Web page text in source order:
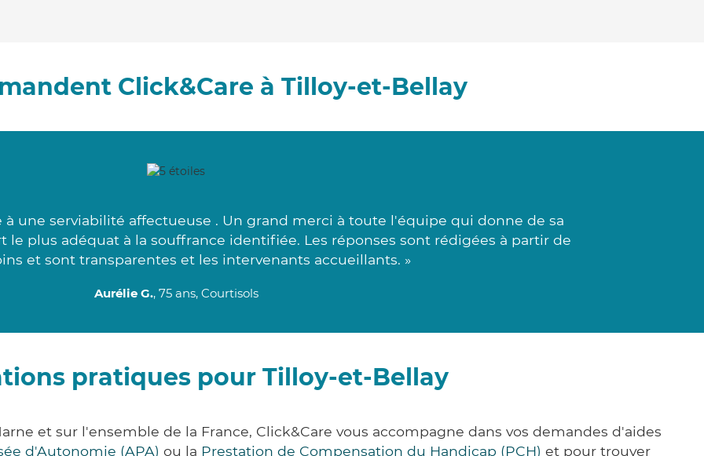
Click&Care à Tilloy-et-Bellay
une serviabilité affectueuse . Un grand merci à toute l'équipe qui donne de sa
le plus adéquat à la souffrance identifiée. Les réponses sont rédigées à partir de
et sont transparentes et les intervenants accueillants. »
Aurélie G., 75 ans, Courtisols
pratiques pour Tilloy-et-Bellay
et sur l'ensemble de la France, Click&Care vous accompagne dans vos demandes d'aides
d'Autonomie (APA) ou la Prestation de Compensation du Handicap (PCH) et pour trouver